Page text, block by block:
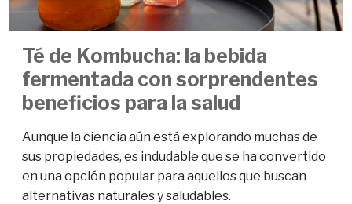
Té de Kombucha: la bebida
fermentada con sorprendentes
beneficios para la salud
Aunque la ciencia aún está explorando muchas de
sus propiedades, es indudable que se ha convertido
en una opción popular para aquellos que buscan
alternativas naturales y saludables.